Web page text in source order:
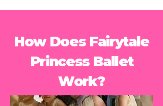
How Does Fairytale
Princess Ballet
Work?